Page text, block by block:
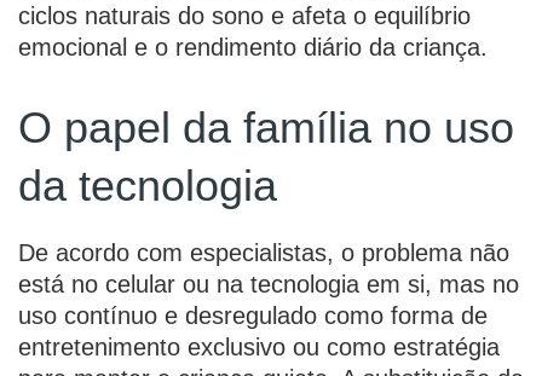
ciclos naturais do sono e afeta o equilíbrio
emocional e o rendimento diário da criança.
O papel da família no uso
da tecnologia
De acordo com especialistas, o problema não
está no celular ou na tecnologia em si, mas no
uso contínuo e desregulado como forma de
entretenimento exclusivo ou como estratégia